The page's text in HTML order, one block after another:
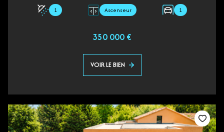
1 Ascenseur 1
350 000 €
VOIR LE BIEN